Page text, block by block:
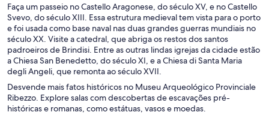
Faça um passeio no Castello Aragonese, do século XV, e no Castello
Svevo, do século XIII. Essa estrutura medieval tem vista para o porto
e foi usada como base naval nas duas grandes guerras mundiais no
século XX. Visite a catedral, que abriga os restos dos santos
padroeiros de Brindisi. Entre as outras lindas igrejas da cidade estão
a Chiesa San Benedetto, do século XI, e a Chiesa di Santa Maria
degli Angeli, que remonta ao século XVII.
Desvende mais fatos históricos no Museu Arqueológico Provinciale
Ribezzo. Explore salas com descobertas de escavações pré-
históricas e romanas, como estátuas, vasos e moedas.